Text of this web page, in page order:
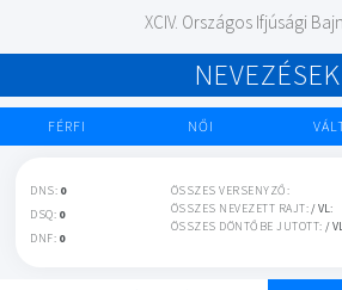
XCIV. Országos Ifjúsági
NEVEZÉSEK
FÉRFI NŐI
DNS: 0
DSQ: 0
DNF: 0
ÖSSZES VERSENYZŐ:
ÖSSZES NEVEZETT RAJT:/ VL:
ÖSSZES DÖNTŐBE JUTOTT: /